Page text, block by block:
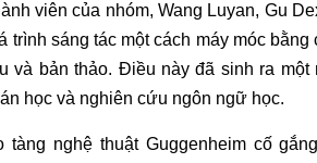
viên của nhóm, Wang Luyan, Gu
trình sáng tác một cách máy móc
và bản thảo. Điều này đã sinh ra một
học và nghiên cứu ngôn ngữ học.
tàng nghệ thuật Guggenheim cố